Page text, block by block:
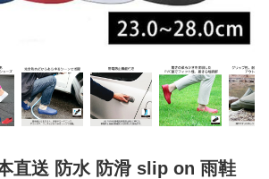
直送 防水 防滑 slip on 雨鞋